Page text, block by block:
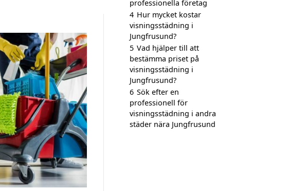
professionella företag
4 Hur mycket kostar
visningsstädning i
Jungfrusund?
5 Vad hjälper till att
bestämma priset på
visningsstädning i
Jungfrusund?
6 Sök efter en
professionell för
visningsstädning i andra
städer nära Jungfrusund